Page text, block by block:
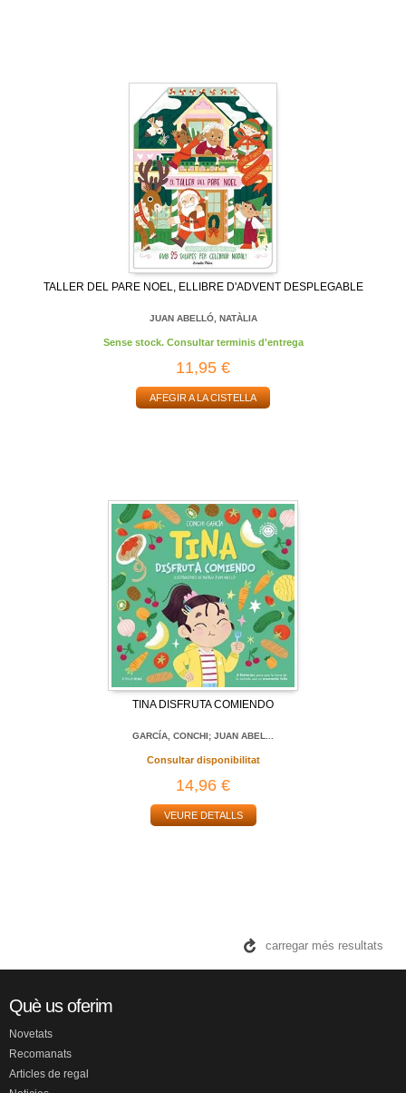
TALLER DEL PARE NOEL, ELLIBRE D'ADVENT DESPLEGABLE
JUAN ABELLÓ, NATÀLIA
Sense stock. Consultar terminis d'entrega
11,95 €
AFEGIR A LA CISTELLA
TINA DISFRUTA COMIENDO
GARCÍA, CONCHI; JUAN ABEL...
Consultar disponibilitat
14,96 €
VEURE DETALLS
carregar més resultats
Què us oferim
Novetats
Recomanats
Articles de regal